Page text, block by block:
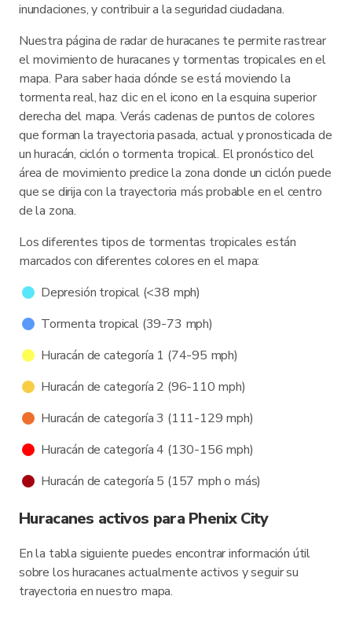
inundaciones, y contribuir a la seguridad ciudadana.
Nuestra página de radar de huracanes te permite rastrear
el movimiento de huracanes y tormentas tropicales en el
mapa. Para saber hacia dónde se está moviendo la
tormenta real, haz clic en el icono en la esquina superior
derecha del mapa. Verás cadenas de puntos de colores
que forman la trayectoria pasada, actual y pronosticada de
un huracán, ciclón o tormenta tropical. El pronóstico del
área de movimiento predice la zona donde un ciclón puede
que se dirija con la trayectoria más probable en el centro
de la zona.
Los diferentes tipos de tormentas tropicales están
marcados con diferentes colores en el mapa:
Depresión tropical (<38 mph)
Tormenta tropical (39-73 mph)
Huracán de categoría 1 (74-95 mph)
Huracán de categoría 2 (96-110 mph)
Huracán de categoría 3 (111-129 mph)
Huracán de categoría 4 (130-156 mph)
Huracán de categoría 5 (157 mph o más)
Huracanes activos para Phenix City
En la tabla siguiente puedes encontrar información útil
sobre los huracanes actualmente activos y seguir su
trayectoria en nuestro mapa.